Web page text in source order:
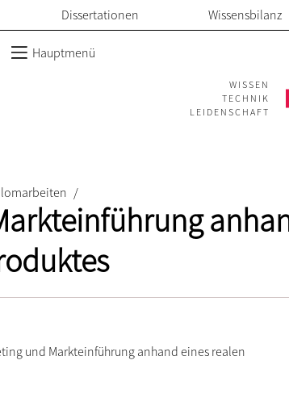
Dissertationen Wissensbilanz
Hauptmenü
WISSEN
TECHNIK
LEIDENSCHAFT
/
und Markteinführung anhand eines realen